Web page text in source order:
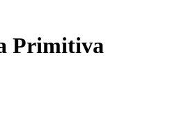
Primitiva